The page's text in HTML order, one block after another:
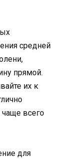
средней
прямой.
их к
чаще всего
для